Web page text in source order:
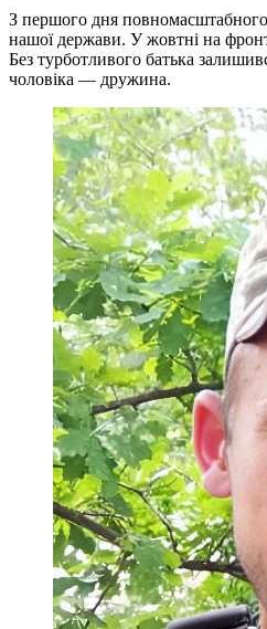
З першого дня
нашої держави. У жовтні на
Без турботливого батька
чоловіка — дружина.